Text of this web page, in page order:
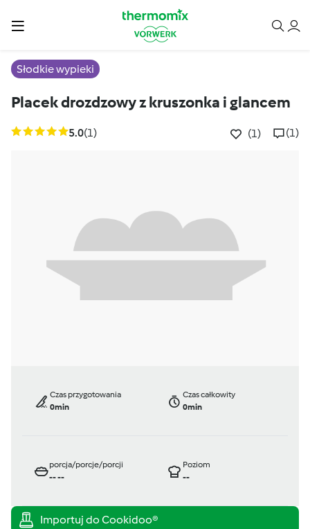
Słodkie wypieki
Placek drozdzowy z kruszonka i glancem
5.0(1) (1) (1)
Czas przygotowania
0min
Czas całkowity
0min
porcja/porcje/porcji
----
Poziom
--